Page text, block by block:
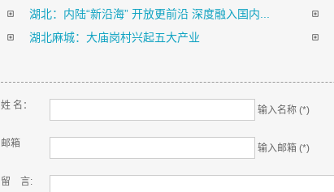
湖北：内陆“新沿海” 开放更前沿 深度融入国内...
湖北麻城：大庙岗村兴起五大产业
姓 名： 输入名称 (*)
邮箱 输入邮箱 (*)
留 言: